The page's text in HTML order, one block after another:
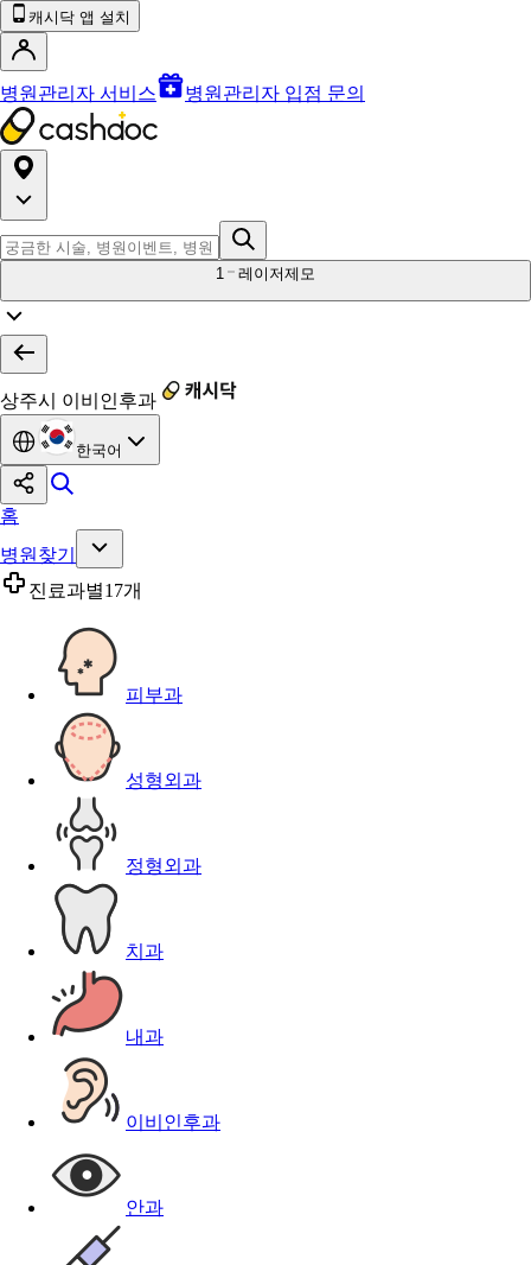
캐시닥 앱 설치
병원관리자 서비스 병원관리자 입점 문의
1 레이저제모
상주시 이비인후과
한국어
홈
병원찾기
진료과별17개
피부과
성형외과
정형외과
치과
내과
이비인후과
안과